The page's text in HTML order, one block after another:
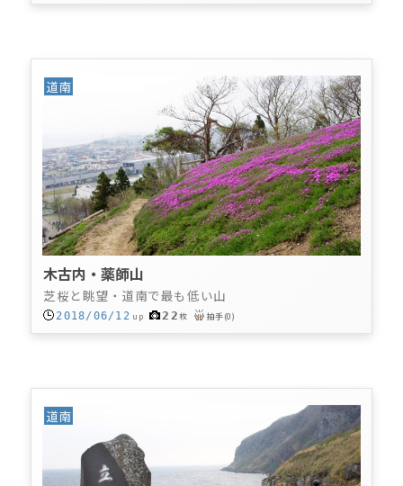
道南
木古内・薬師山
芝桜と眺望・道南で最も低い山
2018/06/12 up 22枚 拍手(0)
道南